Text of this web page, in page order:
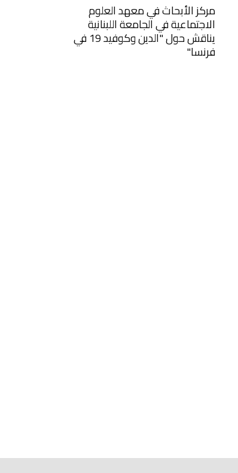
مركز الأبحاث في معهد العلوم
الاجتماعية في الجامعة اللبنانية
يناقش حول "الدين وكوفيد 19 في
فرنسا"